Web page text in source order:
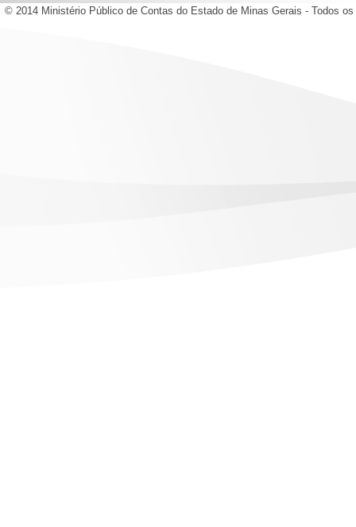
© 2014 Ministério Público de Contas do Estado de Minas Gerais - Todos